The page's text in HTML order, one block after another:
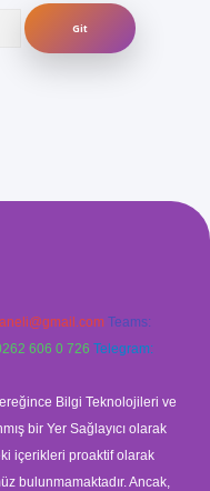
Teams:
606 0 726 Telegram:
Bilgi Teknolojileri ve
bir Yer Sağlayıcı olarak
içerikleri proaktif olarak
bulunmamaktadır. Ancak,